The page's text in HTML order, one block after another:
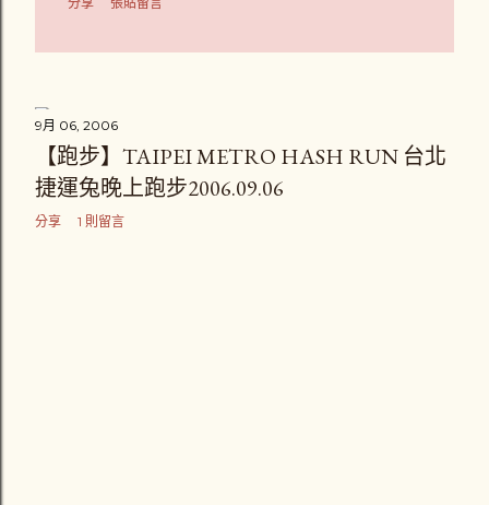
9月 06, 2006
【跑步】TAIPEI METRO HASH RUN 台北
捷運兔晚上跑步2006.09.06
分享 1 則留言